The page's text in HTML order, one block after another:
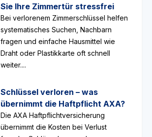
Sie Ihre Zimmertür stressfrei
Bei verlorenem Zimmerschlüssel helfen
systematisches Suchen, Nachbarn
fragen und einfache Hausmittel wie
Draht oder Plastikkarte oft schnell
weiter....
Schlüssel verloren – was
übernimmt die Haftpflicht AXA?
Die AXA Haftpflichtversicherung
übernimmt die Kosten bei Verlust